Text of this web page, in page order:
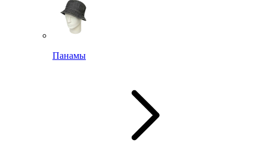
Панамы